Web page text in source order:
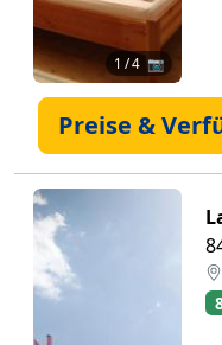
1 / 4 📷
Preise &